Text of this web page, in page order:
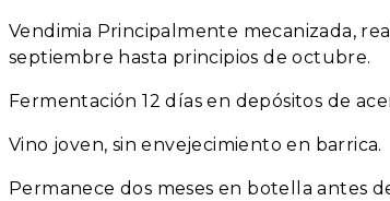
Vendimia Principalmente mecanizada,
septiembre hasta principios de octubre.
Fermentación 12 días en depósitos de
Vino joven, sin envejecimiento en barrica.
Permanece dos meses en botella antes